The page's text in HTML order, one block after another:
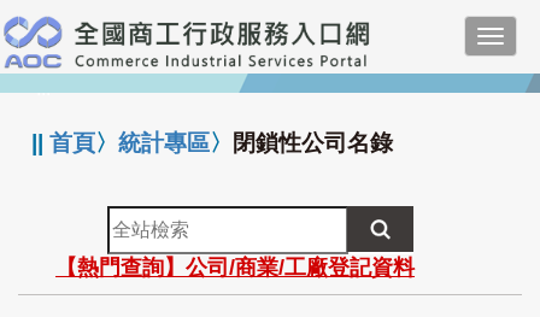
跳
到
主
要
:::
||首頁〉統計專區〉 閉鎖性公司名錄
全
站
檢
索
【熱門查詢】公司/商業/工廠登記資料